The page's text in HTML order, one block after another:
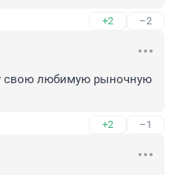
+2 –2
свою любимую рыночную
+2 –1